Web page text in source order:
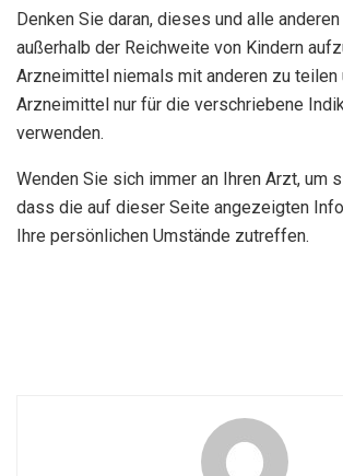
Denken Sie daran, dieses und alle
außerhalb der Reichweite von Kindern
Arzneimittel niemals mit anderen zu teilen
Arzneimittel nur für die verschriebene
verwenden.
Wenden Sie sich immer an Ihren Arzt, um
dass die auf dieser Seite angezeigten
Ihre persönlichen Umstände zutreffen.